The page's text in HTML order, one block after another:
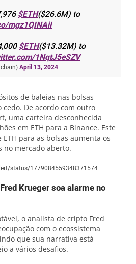
$ETH($26.6M) to
mgz1QINAiI
$ETH($13.32M) to
1NqtJ5eSZV
April 13, 2024
de baleias nas bolsas
De acordo com outro
uma carteira desconhecida
em ETH para a Binance. Este
para as bolsas aumenta os
no mercado aberto.
status/1779084559348371574
Krueger soa alarme no
o analista de cripto Fred
com o ecossistema
que sua narrativa está
a vários desafios.